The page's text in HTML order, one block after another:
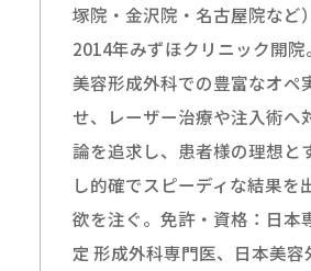
塚院・金沢院・名古屋院など
2014年みずほクリニック開院
美容形成外科での豊富なオペ
せ、レーザー治療や注入術へ
論を追求し、患者様の理想と
し的確でスピーディな結果を
欲を注ぐ。免許・資格：日本
定 形成外科専門医、日本美容